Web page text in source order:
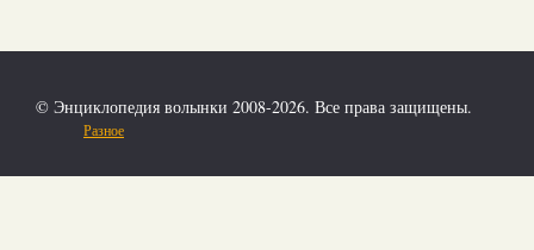
© Энциклопедия волынки 2008-2026. Все права защищены.
Разное